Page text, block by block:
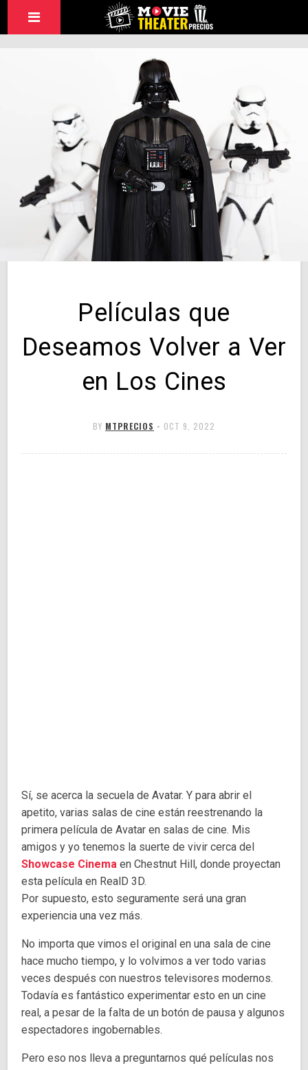
Películas que
Deseamos Volver a Ver
en Los Cines
BY MTPRECIOS • OCT 9, 2022
Sí, se acerca la secuela de Avatar. Y para abrir el
apetito, varias salas de cine están reestrenando la
primera película de Avatar en salas de cine. Mis
amigos y yo tenemos la suerte de vivir cerca del
Showcase Cinema en Chestnut Hill, donde proyectan
esta película en RealD 3D.
Por supuesto, esto seguramente será una gran
experiencia una vez más.
No importa que vimos el original en una sala de cine
hace mucho tiempo, y lo volvimos a ver todo varias
veces después con nuestros televisores modernos.
Todavía es fantástico experimentar esto en un cine
real, a pesar de la falta de un botón de pausa y algunos
espectadores ingobernables.
Pero eso nos lleva a preguntarnos qué películas nos